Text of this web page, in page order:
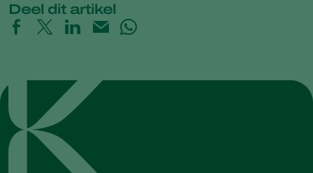
Deel dit artikel